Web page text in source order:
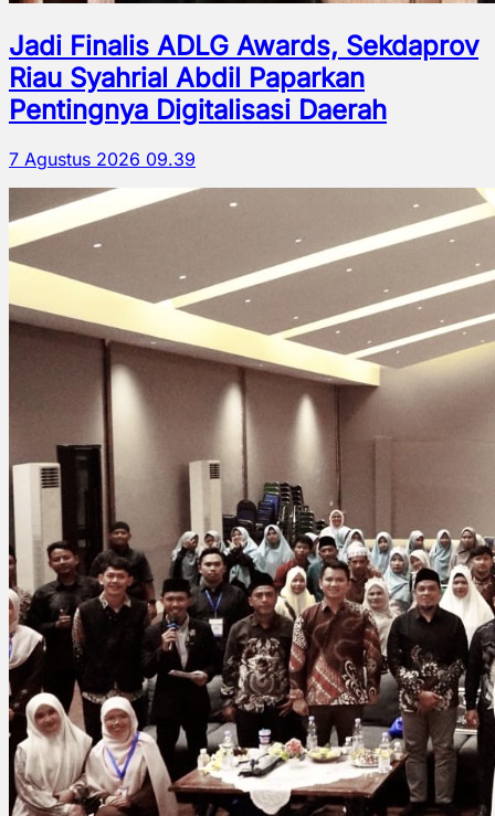
Jadi Finalis ADLG Awards, Sekdaprov
Riau Syahrial Abdil Paparkan
Pentingnya Digitalisasi Daerah
7 Agustus 2026 09.39